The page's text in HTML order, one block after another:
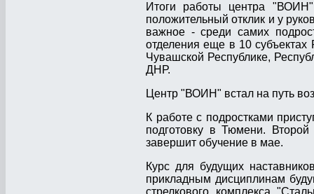
Итоги работы центра
положительный отклик и у
важное - среди самих
отделения еще в 10 субъектах
Чувашской Республике,
ДНР.
Центр "ВОИН" встал на путь
К работе с подростками
подготовку в Тюмени.
завершит обучение в мае.
Курс для будущих
прикладным дисциплинам